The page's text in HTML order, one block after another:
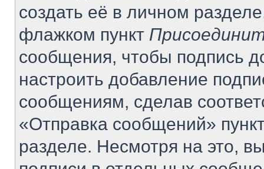
создать её в личном
флажком пункт
сообщения, чтобы подпись
настроить добавление
сообщениям, сделав
«Отправка сообщений»
разделе. Несмотря на это,